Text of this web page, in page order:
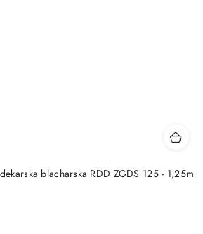
blacharska RDD ZGDS 125 - 1,25m